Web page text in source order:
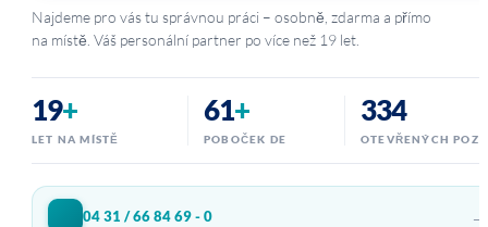
Najdeme pro vás tu správnou práci – osobně, zdarma a přímo
na místě. Váš personální partner po více než 19 let.
19+
LET NA MÍSTĚ
61+
POBOČEK DE
334
OTEVŘENÝCH
04 31 / 66 84 69 - 0 →